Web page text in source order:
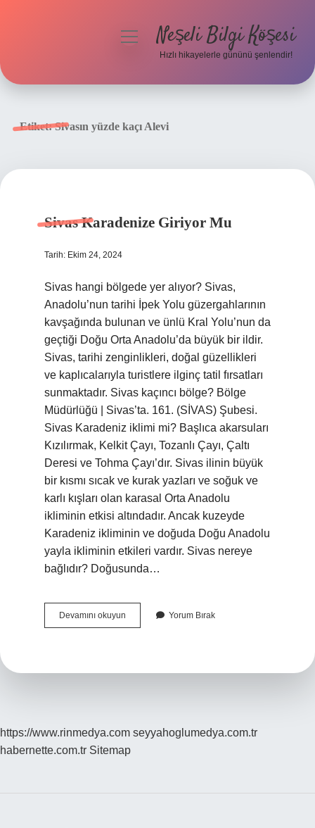
menüyüNeşeli Bilgi Köşesi
Hızlı hikayelerle gününü şenlendir!
Etiket:Sivasın yüzde kaçı Alevi
Sivas Karadenize Giriyor Mu
Tarih: Ekim 24, 2024
Sivas hangi bölgede yer alıyor? Sivas,
Anadolu’nun tarihi İpek Yolu güzergahlarının
kavşağında bulunan ve ünlü Kral Yolu’nun da
geçtiği Doğu Orta Anadolu’da büyük bir ildir.
Sivas, tarihi zenginlikleri, doğal güzellikleri
ve kaplıcalarıyla turistlere ilginç tatil fırsatları
sunmaktadır. Sivas kaçıncı bölge? Bölge
Müdürlüğü | Sivas’ta. 161. (SİVAS) Şubesi.
Sivas Karadeniz iklimi mi? Başlıca akarsuları
Kızılırmak, Kelkit Çayı, Tozanlı Çayı, Çaltı
Deresi ve Tohma Çayı’dır. Sivas ilinin büyük
bir kısmı sıcak ve kurak yazları ve soğuk ve
karlı kışları olan karasal Orta Anadolu
ikliminin etkisi altındadır. Ancak kuzeyde
Karadeniz ikliminin ve doğuda Doğu Anadolu
yayla ikliminin etkileri vardır. Sivas nereye
bağlıdır? Doğusunda…
Devamını okuyun
Karadenize
Yorum Bırak
https://www.rinmedya.com seyyahoglumedya.com.tr
habernette.com.tr Sitemap